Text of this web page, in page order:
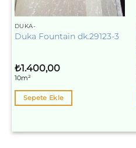
DUKA-
Duka Fountain dk.29123-3
₺1.400,00
10m²
Sepete Ekle